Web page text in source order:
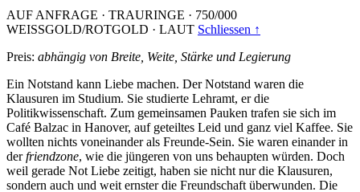
AUF ANFRAGE · TRAURINGE · 750/000
WEISSGOLD/ROTGOLD · LAUT Schliessen ↑
Preis: abhängig von Breite, Weite, Stärke und Legierung
Ein Notstand kann Liebe machen. Der Notstand waren die
Klausuren im Studium. Sie studierte Lehramt, er die
Politikwissenschaft. Zum gemeinsamen Pauken trafen sie sich im
Café Balzac in Hanover, auf geteiltes Leid und ganz viel Kaffee. Sie
wollten nichts voneinander als Freunde-Sein. Sie waren einander in
derfriendzone, wie die jüngeren von uns behaupten würden. Doch
weil gerade Not Liebe zeitigt, haben sie nicht nur die Klausuren,
sondern auch und weit ernster die Freundschaft überwunden. Die